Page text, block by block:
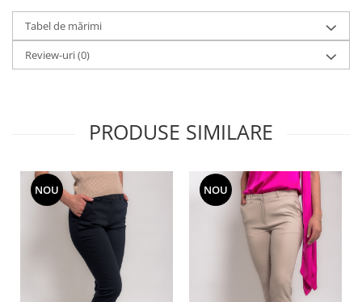
Tabel de mărimi
Review-uri(0)
PRODUSE SIMILARE
NOU NOU